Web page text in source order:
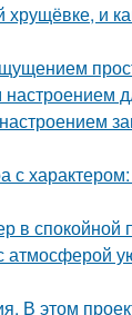
и
с характером:
в спокойной
атмосферой
В этом